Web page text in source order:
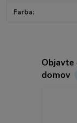
Farba
Objavte
domov